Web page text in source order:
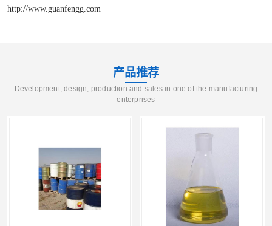
http://www.guanfengg.com
产品推荐
Development, design, production and sales in one of the manufacturing
enterprises